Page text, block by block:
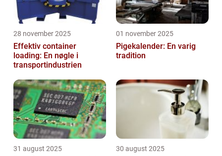
28 november 2025
Effektiv container
loading: En nøgle i
transportindustrien
01 november 2025
Pigekalender: En varig
tradition
31 august 2025 30 august 2025